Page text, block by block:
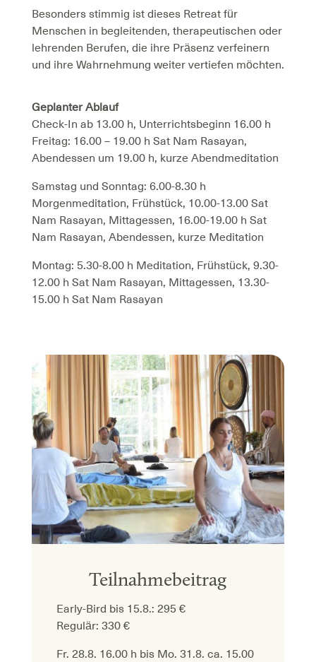
Besonders stimmig ist dieses Retreat für
Menschen in begleitenden, therapeutischen oder
lehrenden Berufen, die ihre Präsenz verfeinern
und ihre Wahrnehmung weiter vertiefen möchten.
Geplanter Ablauf
Check-In ab 13.00 h, Unterrichtsbeginn 16.00 h
Freitag: 16.00 – 19.00 h Sat Nam Rasayan,
Abendessen um 19.00 h, kurze Abendmeditation
Samstag und Sonntag: 6.00-8.30 h
Morgenmeditation, Frühstück, 10.00-13.00 Sat
Nam Rasayan, Mittagessen, 16.00-19.00 h Sat
Nam Rasayan, Abendessen, kurze Meditation
Montag: 5.30-8.00 h Meditation, Frühstück, 9.30-
12.00 h Sat Nam Rasayan, Mittagessen, 13.30-
15.00 h Sat Nam Rasayan
Teilnahmebeitrag
Early-Bird bis 15.8.: 295 €
Regulär: 330 €
Fr. 28.8. 16.00 h bis Mo. 31.8. ca. 15.00